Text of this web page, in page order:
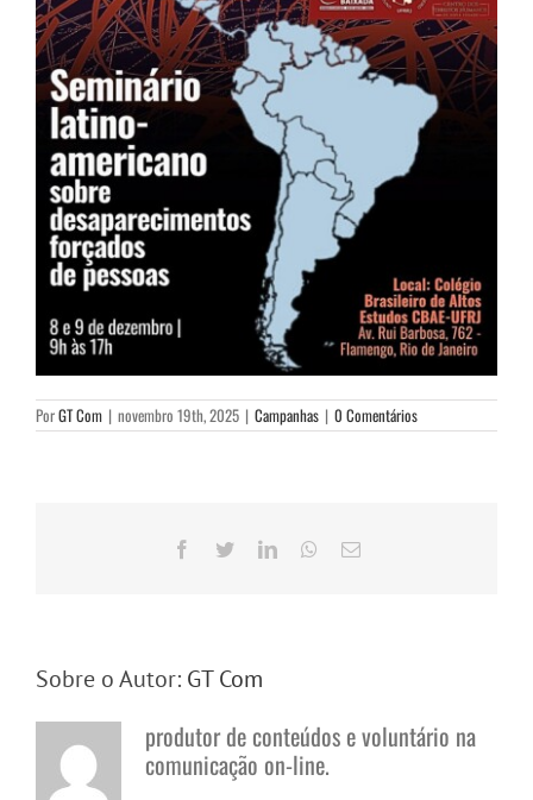
PorGT Com | novembro 19th, 2025 | Campanhas | 0 Comentários
Facebook
TwitterLinkedInWhatsApp
E-
Sobre o Autor: GT Com
produtor de conteúdos e voluntário na
comunicação on-line.